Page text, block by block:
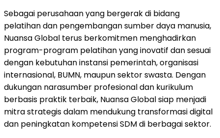
Sebagai perusahaan yang bergerak di bidang
pelatihan dan pengembangan sumber daya manusia,
Nuansa Global terus berkomitmen menghadirkan
program-program pelatihan yang inovatif dan sesuai
dengan kebutuhan instansi pemerintah, organisasi
internasional, BUMN, maupun sektor swasta. Dengan
dukungan narasumber profesional dan kurikulum
berbasis praktik terbaik, Nuansa Global siap menjadi
mitra strategis dalam mendukung transformasi digital
dan peningkatan kompetensi SDM di berbagai sektor.